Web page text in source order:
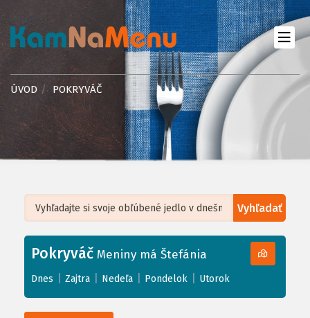
ÚVOD POKRYVÁČ
Vyhľadať
+
−
Leaflet| ©OpenStreetMap, Tiles courtesy ofHumanitarian OpenStreetMap
Pokryváč Meniny má Štefánia
Dnes Zajtra Nedeľa Pondelok Utorok